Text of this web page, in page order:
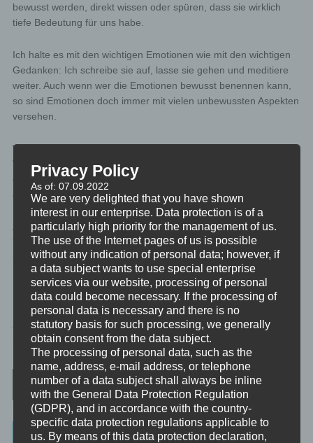
bewusst werden, direkt wissen oder spüren, dass sie wirklich
tiefe Bedeutung für uns habe.
Ich halte es mit den wichtigen Emotionen wie mit den wichtigen
Gedanken: Ich schreibe sie auf, lasse sie gehen und meditiere
weiter. Auch wenn wer die Emotionen bewusst benennen kann,
so sind Emotionen doch immer mit vielen unbewussten Aspekten
versehen.
Wenn du hier wiederkehrende Emotionen bekommst, mit deren
Verarbeitung du alleine nicht weiter kommst, dann empfehle ich
dir begleitete emotionale Arbeit wie zum Beispiel in Coaching
oder Beratung in Anspruch zu nehmen.
Auch die Emotionen sind wie die Gedanken sehr oft die
Türöffner für den nächsten Schritt in persönlicher Entwicklung
und spirituellem Wachstum.
MINIVIDEO
TAGGED60SEK,INDUKTION
Post navigation
Categories
Privacy Policy
As of: 07.09.2022
We are very delighted that you have shown
interest in our enterprise. Data protection is of a
particularly high priority for the management of us.
The use of the Internet pages of us is possible
without any indication of personal data; however, if
a data subject wants to use special enterprise
services via our website, processing of personal
data could become necessary. If the processing of
personal data is necessary and there is no
statutory basis for such processing, we generally
obtain consent from the data subject.
The processing of personal data, such as the
name, address, e-mail address, or telephone
number of a data subject shall always be inline
with the General Data Protection Regulation
(GDPR), and in accordance with the country-
specific data protection regulations applicable to
us. By means of this data protection declaration,